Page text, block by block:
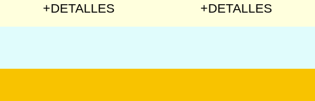
+DETALLES +DETALLES